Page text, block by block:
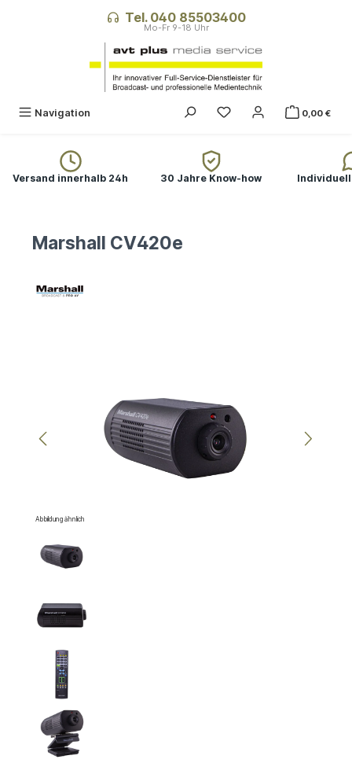
Tel. 040 85503400
Navigation 0,00 €
Versand innerhalb 24h 30 Jahre Know-how
Marshall CV420e
Abbildung ähnlich